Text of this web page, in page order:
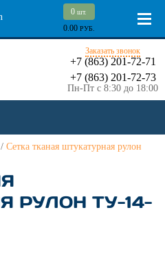
0 шт.
0.00 РУБ.
Заказать звонок
+7 (863) 201-72-71
+7 (863) 201-72-73
Пн-Пт с 8:30 до 18:00
/ Сетка тканая штукатурная рулон
РУЛОН ТУ-14-